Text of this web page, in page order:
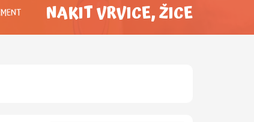
NAKIT VRVICE, ŽICE